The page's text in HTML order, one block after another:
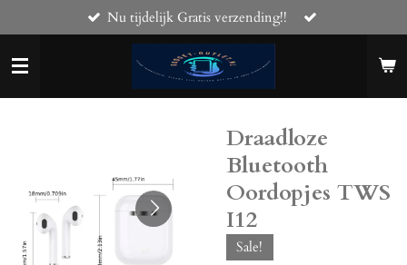
direct
naar
de
hoofdinhoud
Nu tijdelijk Gratis verzending!!
Draadloze
Bluetooth
Oordopjes TWS
I12
Sale!